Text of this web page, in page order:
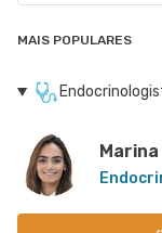
MAIS POPULARES
Marina